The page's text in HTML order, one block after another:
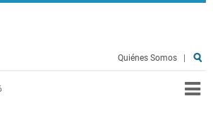
Quiénes Somos